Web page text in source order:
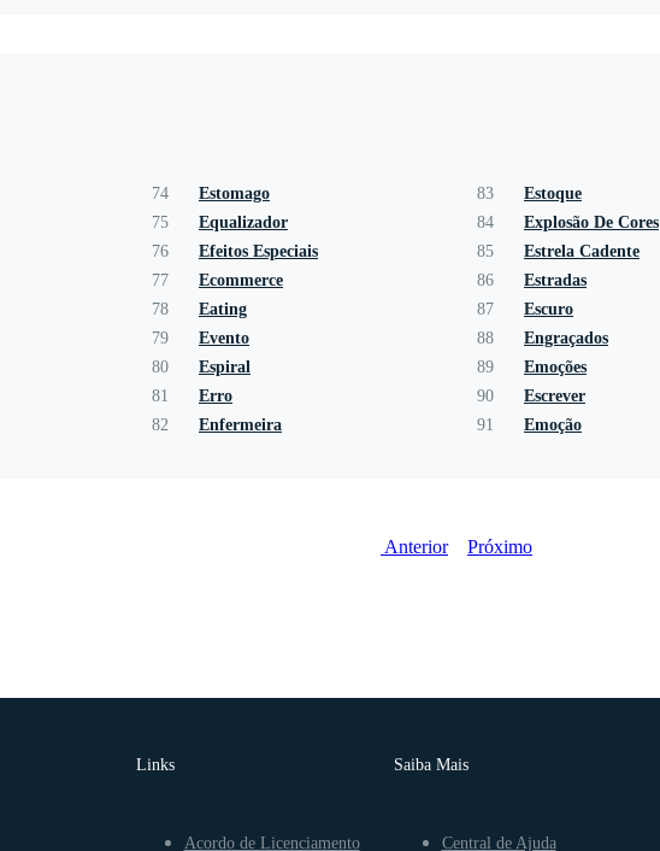
74
Estomago
75
Equalizador
76
Efeitos Especiais
77
Ecommerce
78
Eating
79
Evento
80
Espiral
81
Erro
82
Enfermeira
83
Estoque
84
Explosão De Cores
85
Estrela Cadente
86
Estradas
87
Escuro
88
Engraçados
89
Emoções
90
Escrever
91
Emoção
Anterior Próximo
Links
Acordo de Licenciamento
Saiba Mais
Central de Ajuda